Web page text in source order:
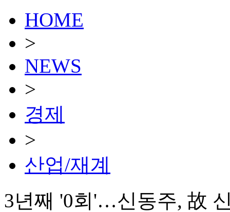
HOME
>
NEWS
>
경제
>
산업/재계
3년째 '0회'…신동주, 故